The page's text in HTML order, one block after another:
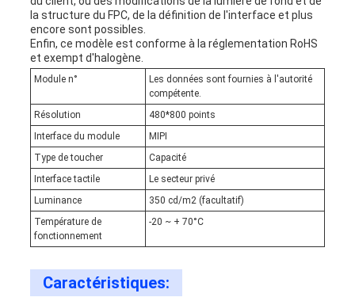
la structure du FPC, de la définition de l'interface et plus
encore sont possibles.
Enfin, ce modèle est conforme à la réglementation RoHS
et exempt d'halogène.
Module n°
Les données sont fournies à l'autorité
compétente.
Résolution
480*800 points
Interface du module
MIPI
Type de toucher
Capacité
Interface tactile
Le secteur privé
Luminance
350 cd/m2 (facultatif)
Température de
fonctionnement
-20 ~ + 70°C
Caractéristiques: